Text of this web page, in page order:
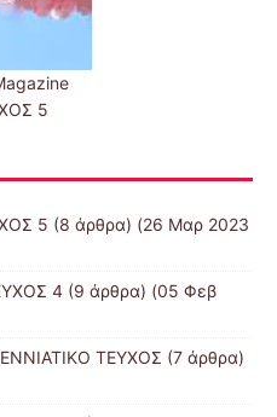
5
5 (8 άρθρα) (26 Μαρ 2023
4 (9 άρθρα) (05 Φεβ
ΤΕΥΧΟΣ (7 άρθρα)